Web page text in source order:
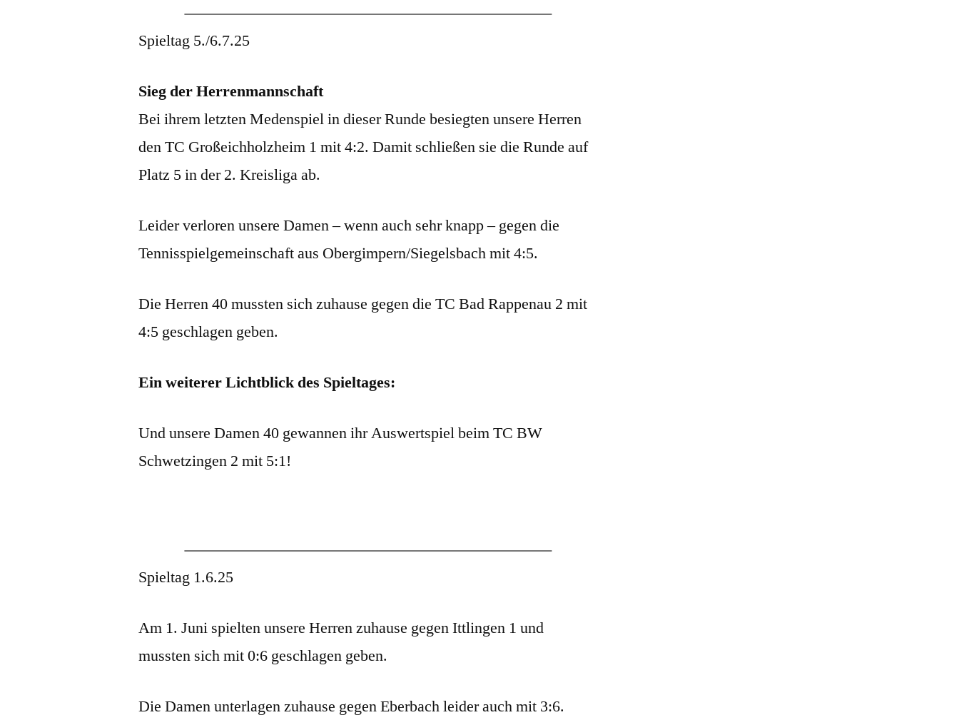
Spieltag 5./6.7.25
Sieg der Herrenmannschaft
Bei ihrem letzten Medenspiel in dieser Runde besiegten unsere Herren
den TC Großeichholzheim 1 mit 4:2. Damit schließen sie die Runde auf
Platz 5 in der 2. Kreisliga ab.
Leider verloren unsere Damen – wenn auch sehr knapp – gegen die
Tennisspielgemeinschaft aus Obergimpern/Siegelsbach mit 4:5.
Die Herren 40 mussten sich zuhause gegen die TC Bad Rappenau 2 mit
4:5 geschlagen geben.
Ein weiterer Lichtblick des Spieltages:
Und unsere Damen 40 gewannen ihr Auswertspiel beim TC BW
Schwetzingen 2 mit 5:1!
Spieltag 1.6.25
Am 1. Juni spielten unsere Herren zuhause gegen Ittlingen 1 und
mussten sich mit 0:6 geschlagen geben.
Die Damen unterlagen zuhause gegen Eberbach leider auch mit 3:6.